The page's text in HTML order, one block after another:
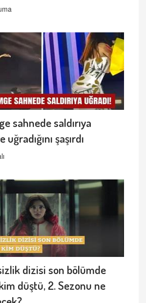
sahnede saldırıya
uğradığını şaşırdı
dizisi son bölümde
düştü, 2. Sezonu ne